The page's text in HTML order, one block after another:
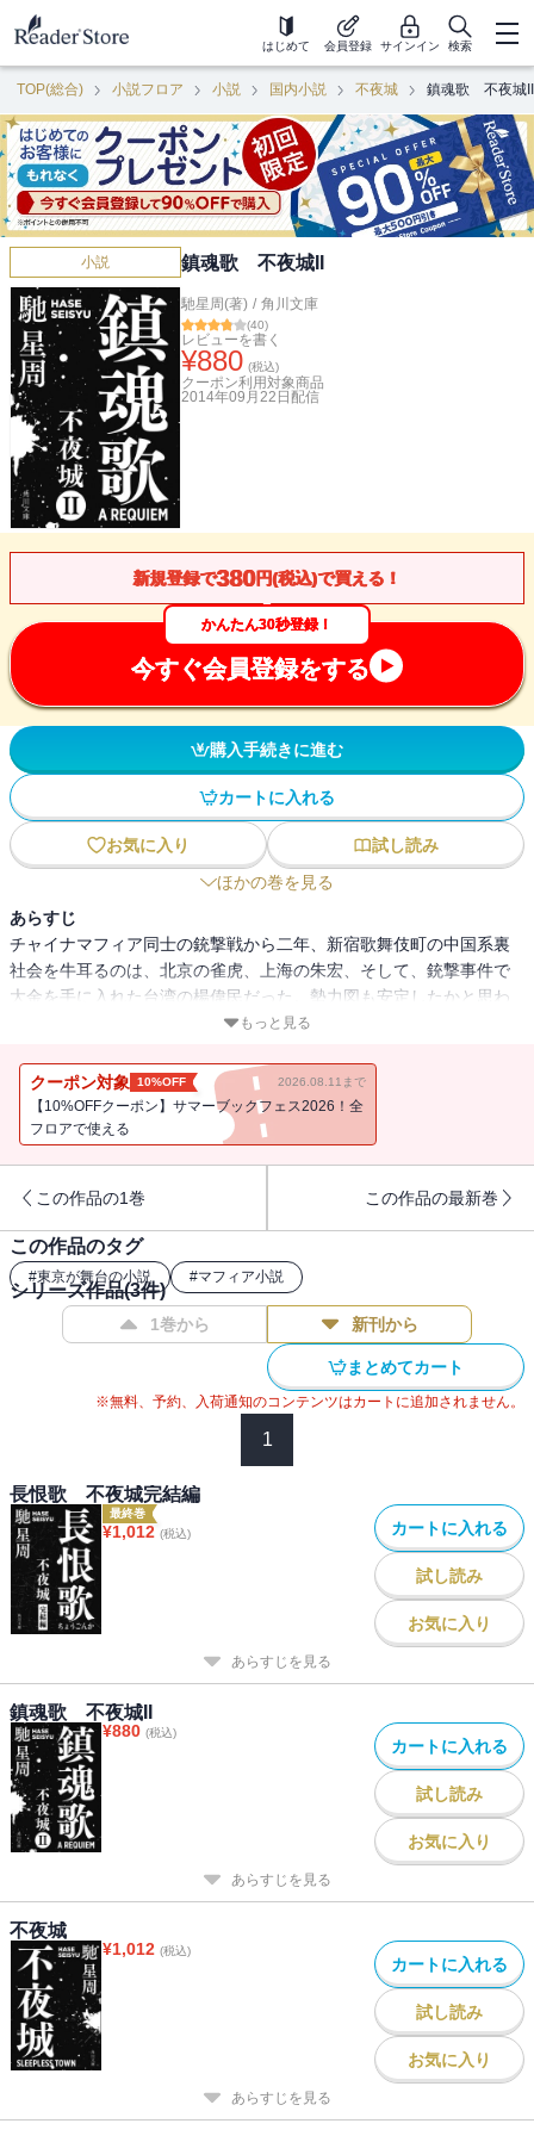
はじめて 会員登録 サインイン 検索
TOP(総合) 小説フロア 小説 国内小説 不夜城 鎮魂歌 不夜城II
小説 鎮魂歌 不夜城II
馳星周(著) / 角川文庫
(40)
レビューを書く
¥880 (税込)
クーポン利用対象商品
2014年09月22日 配信
新規登録で380円(税込)で買える！
かんたん30秒登録！
今すぐ会員登録をする
購入手続きに進む
カートに入れる
お気に入り
試し読み
ほかの巻を見る
あらすじ
チャイナマフィア同士の銃撃戦から二年、新宿歌舞伎町の中国系裏
社会を牛耳るのは、北京の雀虎、上海の朱宏、そして、銃撃事件で
大金を手に入れた台湾の楊偉民だった。勢力図も安定したかと思わ
れた矢先、雀虎の手下が狙撃され、街は再び不穏な空気に包まれ
思わぬ方向へと展開していく・・・・・・。事件の混乱に乗じ、劉
健一は生き残りを賭け、再び罠を仕掛けた！ デビュー作『不夜
城』の二年後を描いた、傑作ロマンノワール！
もっと見る
クーポン対象 10%OFF 2026.08.11まで
【10%OFFクーポン】サマーブックフェス2026！全
フロアで使える
この作品の1巻 この作品の最新巻
この作品のタグ
#東京が舞台の小説 #マフィア小説
シリーズ作品(3件)
1巻から 新刊から
まとめてカート
※無料、予約、入荷通知のコンテンツはカートに追加されません。
1
長恨歌 不夜城完結編
最終巻
¥1,012 (税込) カートに入れる
試し読み
お気に入り
あらすじを見る
鎮魂歌 不夜城II
¥880 (税込)
カートに入れる
試し読み
お気に入り
あらすじを見る
不夜城
¥1,012 (税込)
カートに入れる
試し読み
お気に入り
あらすじを見る